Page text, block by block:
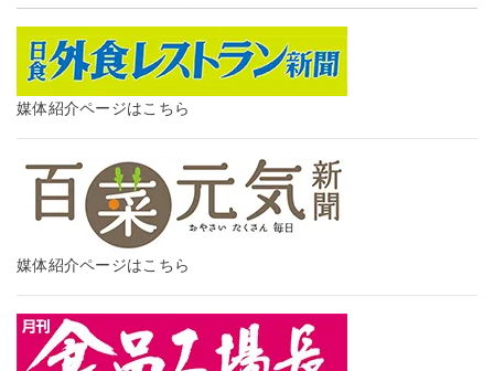
媒体紹介ページはこちら
媒体紹介ページはこちら